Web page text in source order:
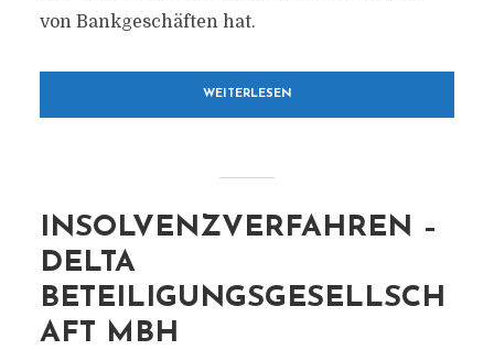
von Bankgeschäften hat.
WEITERLESEN
INSOLVENZVERFAHREN –
DELTA
BETEILIGUNGSGESELLSCH
AFT MBH